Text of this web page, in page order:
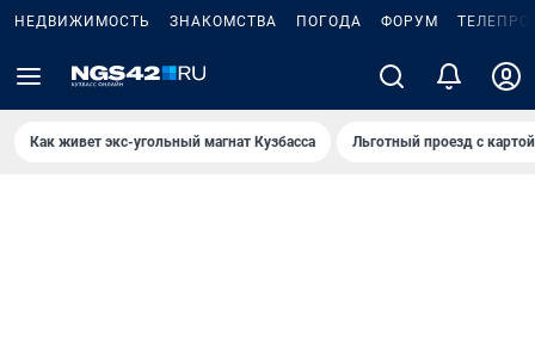
НЕДВИЖИМОСТЬ ЗНАКОМСТВА ПОГОДА ФОРУМ
Как живет экс-угольный магнат Кузбасса Льготный проезд с